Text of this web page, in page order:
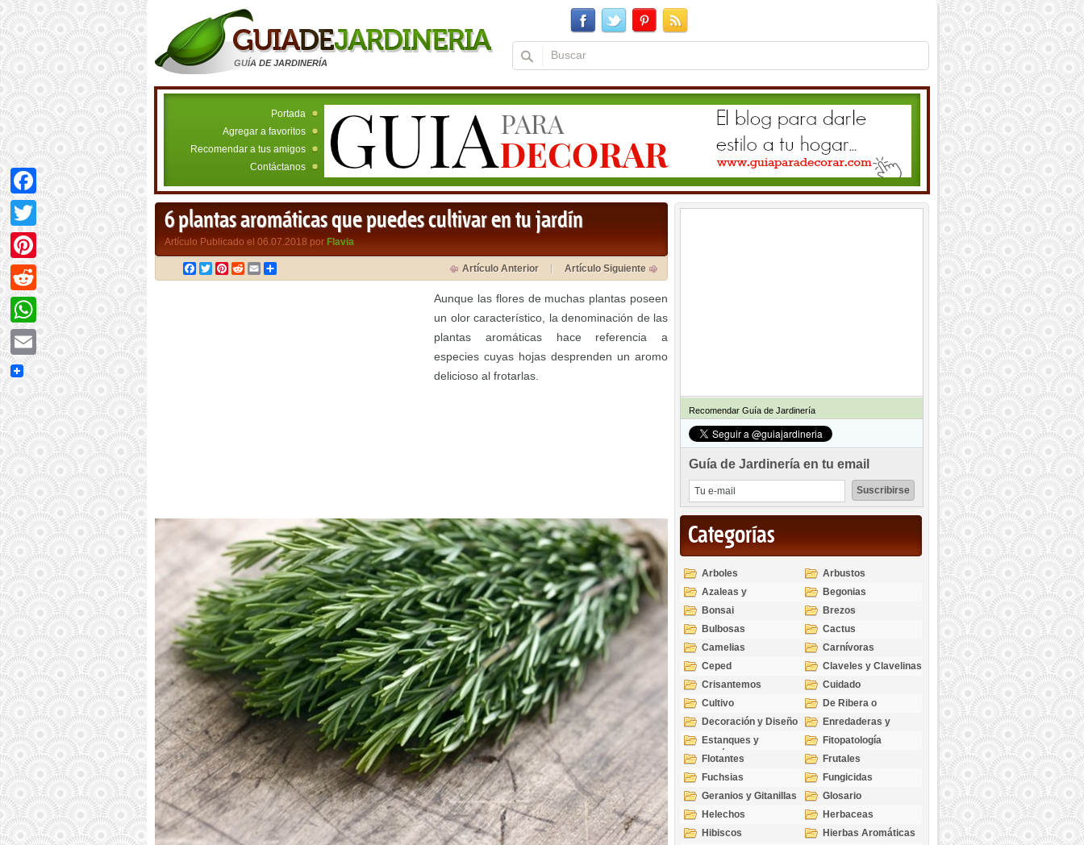
GUÍA DE JARDINERÍA
Portada
Agregar a favoritos
Recomendar a tus amigos
Contáctanos
6 plantas aromáticas que puedes cultivar en tu jardín
Artículo Publicado el 06.07.2018 por Flavia
Facebook
TwitterPinterest
RedditEmail Artículo Anterior Artículo Siguiente
Aunque las flores de muchas plantas poseen
un olor característico, la denominación de las
plantas aromáticas hace referencia a
especies cuyas hojas desprenden un aromo
delicioso al frotarlas.
Recomendar Guía de Jardinería
Guía de Jardinería en tu email
Categorías
Arboles
Arbustos
Azaleas y
Rododendros
Begonias
Bonsai
Brezos
Bulbosas
Cactus
Camelias
Carnívoras
Ceped
Claveles y Clavelinas
Crisantemos
Cuidado
Cultivo
De Ribera o
Palustres
Decoración y Diseño
Enredaderas y
cubresuelos
Estanques y
Acuáticas
Fitopatología
Flotantes
Frutales
Fuchsias
Fungicidas
Geranios y Gitanillas
Glosario
Helechos
Herbaceas
Hibiscos
Hierbas Aromáticas
Facebook
Twitter
Pinterest
Reddit
WhatsApp
Email